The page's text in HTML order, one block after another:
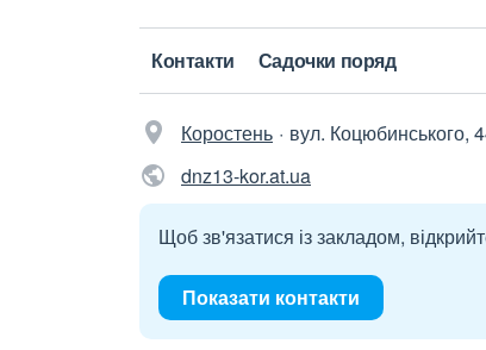
Контакти Садочки поряд
Коростень вул. Коцюбинського,
dnz13-kor.at.ua
Щоб зв'язатися із закладом,
Показати контакти